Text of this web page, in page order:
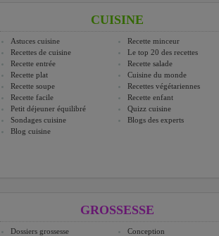
CUISINE
Astuces cuisine
Recette minceur
Recettes de cuisine
Le top 20 des recettes
Recette entrée
Recette salade
Recette plat
Cuisine du monde
Recette soupe
Recettes végétariennes
Recette facile
Recette enfant
Petit déjeuner équilibré
Quizz cuisine
Sondages cuisine
Blogs des experts
Blog cuisine
GROSSESSE
Dossiers grossesse
Conception